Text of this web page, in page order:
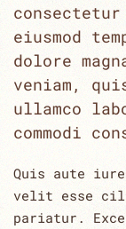
eiusmod
dolore
veniam,
ullamco
commodi
Quis aute
velit esse
pariatur.